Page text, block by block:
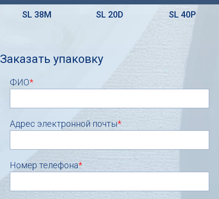
SL 38M SL 20D SL 40P
Заказать упаковку
ФИО*
Адрес электронной почты*
Номер телефона*